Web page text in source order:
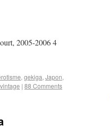
2005-2006 4
, gekiga, Japon,
vintage | 88 Comments